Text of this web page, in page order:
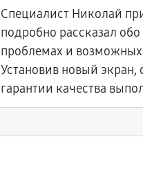
Специалист Николай
подробно рассказал
проблемах и
Установив новый экран,
гарантии качества